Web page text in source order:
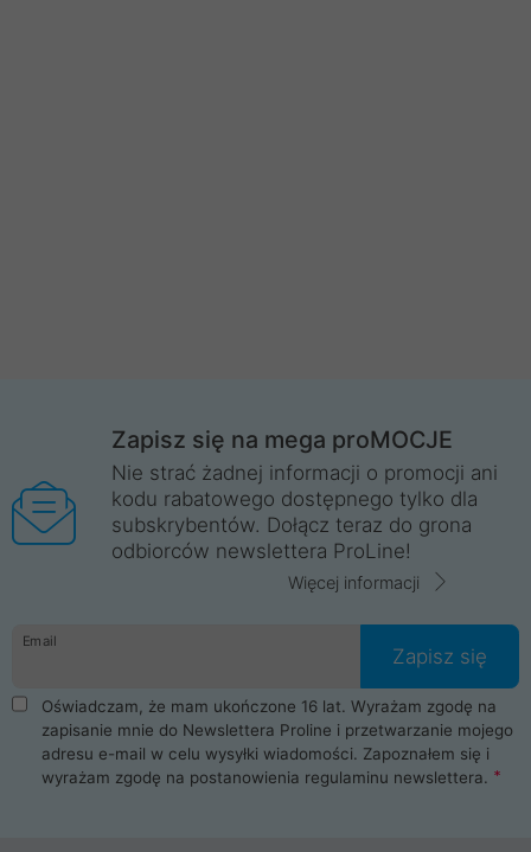
Zapisz się na mega proMOCJE
Nie strać żadnej informacji o promocji ani
kodu rabatowego dostępnego tylko dla
subskrybentów. Dołącz teraz do grona
odbiorców newslettera ProLine!
Więcej informacji
Email
Zapisz się
Oświadczam, że mam ukończone 16 lat. Wyrażam zgodę na
zapisanie mnie do Newslettera Proline i przetwarzanie mojego
adresu e-mail w celu wysyłki wiadomości. Zapoznałem się i
wyrażam zgodę na postanowienia regulaminu newslettera.